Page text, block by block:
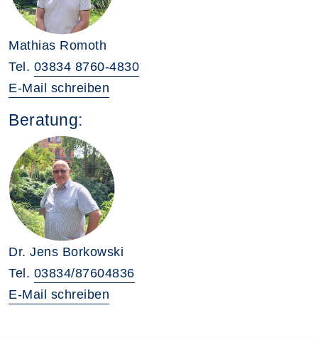
Mathias Romoth
Tel. 03834 8760-4830
E-Mail schreiben
Beratung:
Dr. Jens Borkowski
Tel. 03834/87604836
E-Mail schreiben